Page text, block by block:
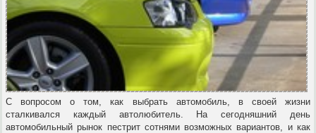
С вопросом о том, как выбрать автомобиль, в своей жизни
сталкивался каждый автолюбитель. На сегодняшний день
автомобильный рынок пестрит сотнями возможных вариантов, и как